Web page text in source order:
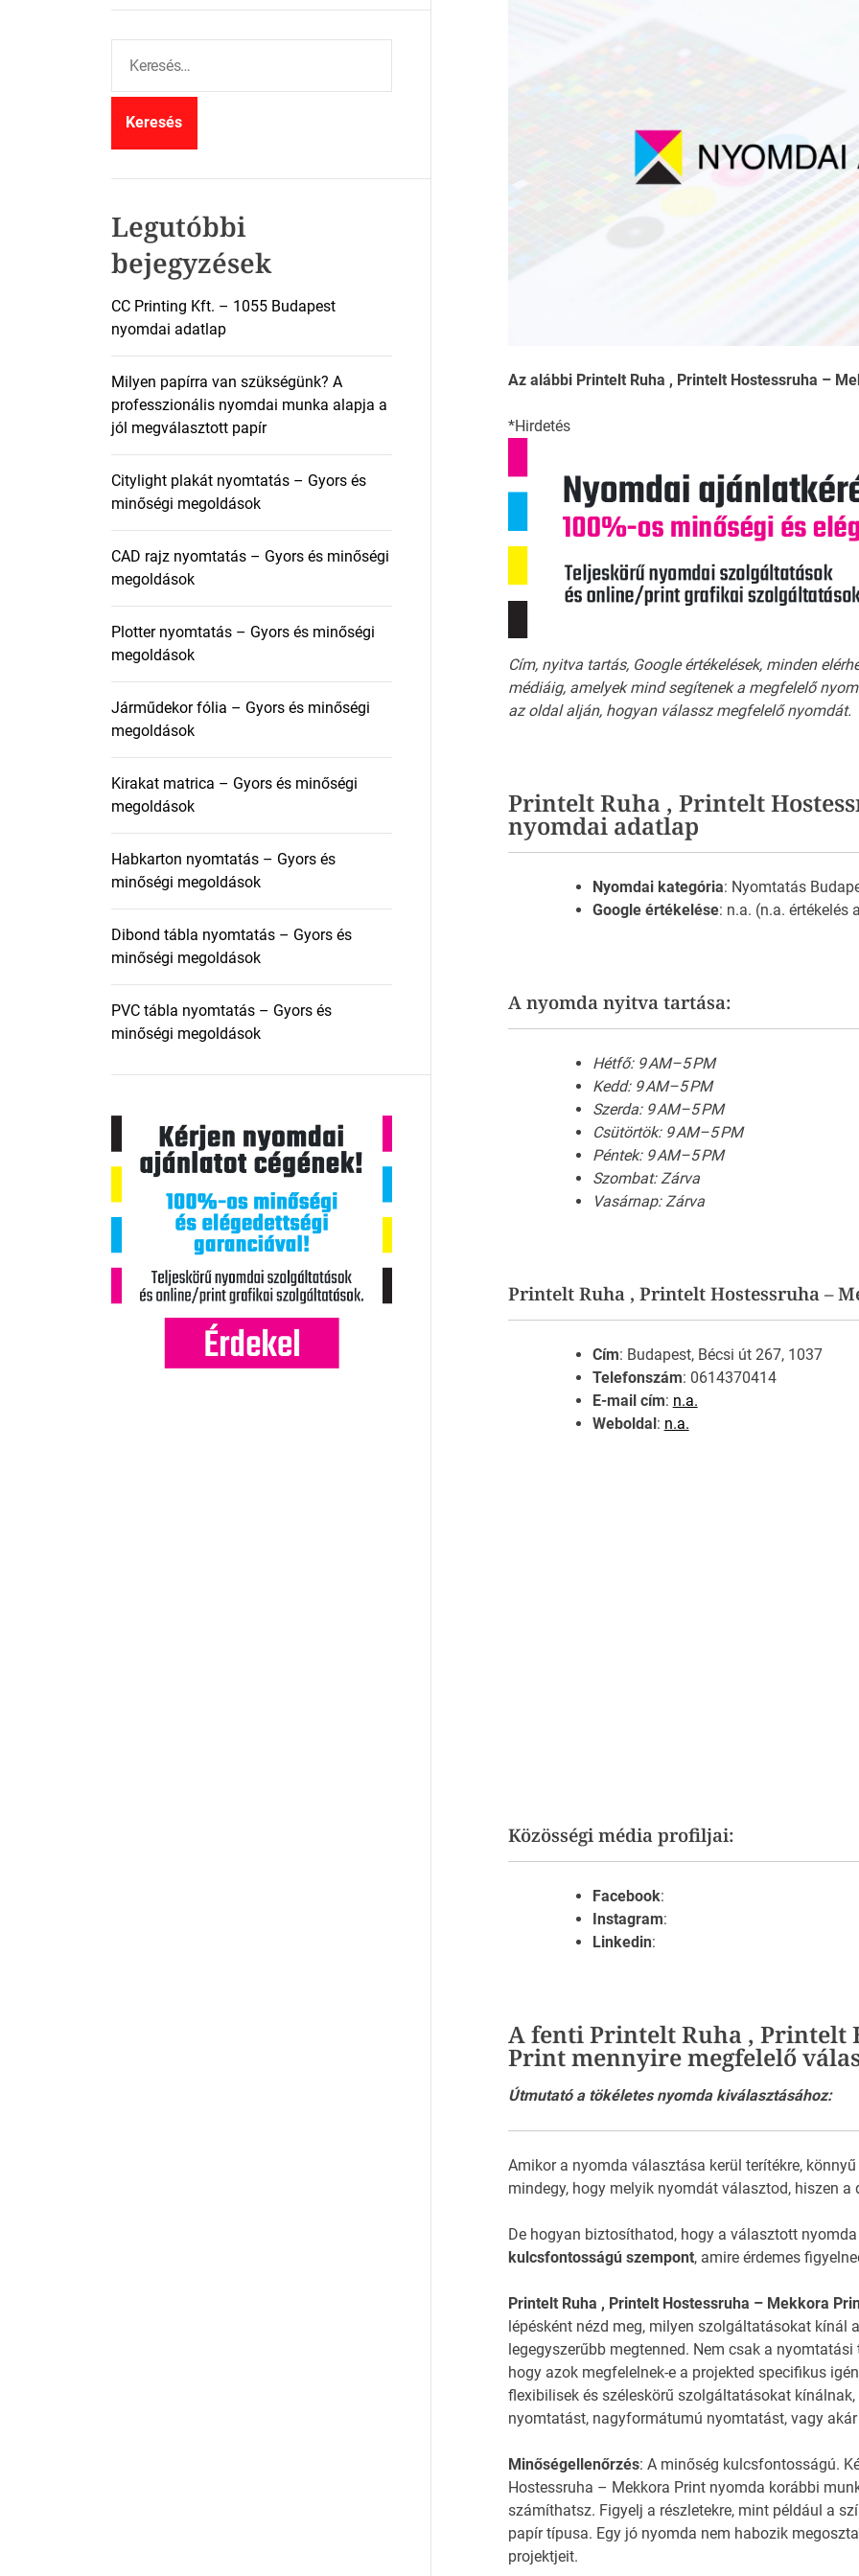
Az alábbi Printelt Ruha , Printelt Hostessruha –
*Hirdetés
Cím, nyitva tartás, Google értékelések, minden
médiáig, amelyek mind segítenek a megfelelő
az oldal alján, hogyan válassz megfelelő nyomdát.
Printelt Ruha , Printelt
nyomdai adatlap
Nyomdai kategória: Nyomtatás
Google értékelése: n.a. (n.a. értékelés
A nyomda nyitva tartása:
Hétfő: 9 AM–5 PM
Kedd: 9 AM–5 PM
Szerda: 9 AM–5 PM
Csütörtök: 9 AM–5 PM
Péntek: 9 AM–5 PM
Szombat: Zárva
Vasárnap: Zárva
Printelt Ruha , Printelt Hostessruha –
Cím: Budapest, Bécsi út 267, 1037
Telefonszám: 0614370414
E-mail cím: n.a.
Weboldal: n.a.
Közösségi média profiljai:
Facebook:
Instagram:
Linkedin:
A fenti Printelt Ruha , Printelt
Print mennyire megfelelő
Útmutató a tökéletes nyomda kiválasztásához:
Amikor a nyomda választása kerül terítékre,
mindegy, hogy melyik nyomdát választod, hiszen
De hogyan biztosíthatod, hogy a választott
kulcsfontosságú szempont, amire érdemes
Printelt Ruha , Printelt Hostessruha – Mekkora
lépésként nézd meg, milyen szolgáltatásokat kínál
legegyszerűbb megtenned. Nem csak a
hogy azok megfelelnek-e a projekted specifikus
flexibilisek és széleskörű szolgáltatásokat
nyomtatást, nagyformátumú nyomtatást, vagy
Minőségellenőrzés: A minőség kulcsfontosságú.
Hostessruha – Mekkora Print nyomda korábbi
számíthatsz. Figyelj a részletekre, mint például a
papír típusa. Egy jó nyomda nem habozik
projektjeit.
r
Legutóbbi
bejegyzések
CC Printing Kft. – 1055 Budapest
nyomdai adatlap
Milyen papírra van szükségünk? A
professzionális nyomdai munka alapja a
jól megválasztott papír
Citylight plakát nyomtatás – Gyors és
minőségi megoldások
CAD rajz nyomtatás – Gyors és minőségi
megoldások
Plotter nyomtatás – Gyors és minőségi
megoldások
Járműdekor fólia – Gyors és minőségi
megoldások
Kirakat matrica – Gyors és minőségi
megoldások
Habkarton nyomtatás – Gyors és
minőségi megoldások
Dibond tábla nyomtatás – Gyors és
minőségi megoldások
PVC tábla nyomtatás – Gyors és
minőségi megoldások